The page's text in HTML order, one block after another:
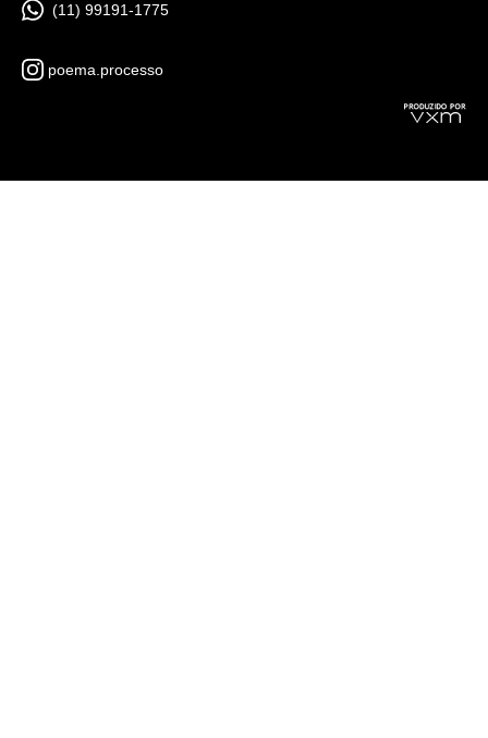
(11) 99191-1775
poema.processo